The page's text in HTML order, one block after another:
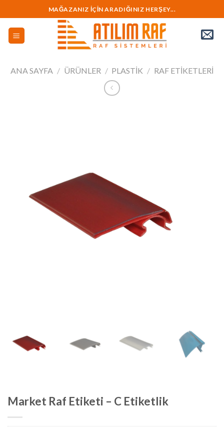
geç
MAĞAZANIZ İÇİN ARADIĞINIZ HERŞEY...
ANA SAYFA / ÜRÜNLER / PLASTİK / RAF ETIKETLERI
Market Raf Etiketi – C Etiketlik